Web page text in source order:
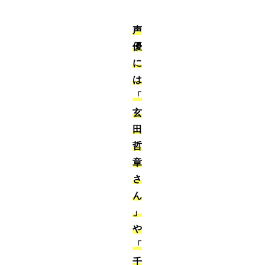
声
優
に
は
「
玄
田
哲
章
さ
ん
」
や
「
千